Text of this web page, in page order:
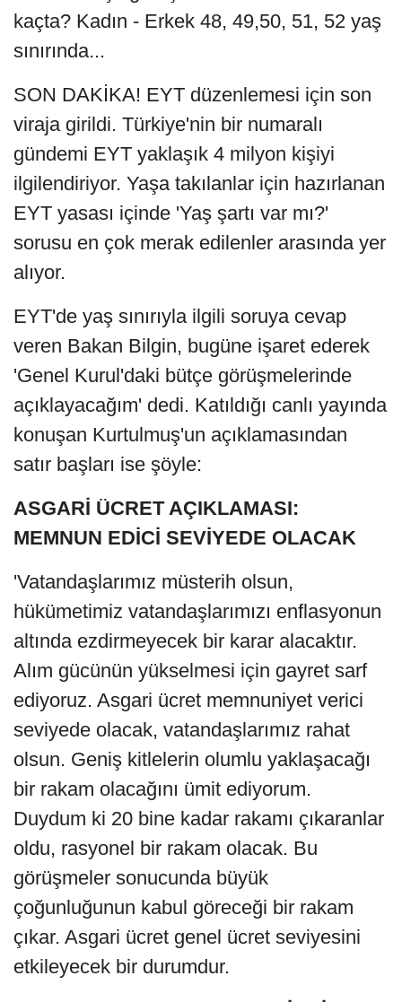
kaçta? Kadın - Erkek 48, 49,50, 51, 52 yaş
sınırında...
SON DAKİKA! EYT düzenlemesi için son
viraja girildi. Türkiye'nin bir numaralı
gündemi EYT yaklaşık 4 milyon kişiyi
ilgilendiriyor. Yaşa takılanlar için hazırlanan
EYT yasası içinde 'Yaş şartı var mı?'
sorusu en çok merak edilenler arasında yer
alıyor.
EYT'de yaş sınırıyla ilgili soruya cevap
veren Bakan Bilgin, bugüne işaret ederek
'Genel Kurul'daki bütçe görüşmelerinde
açıklayacağım' dedi. Katıldığı canlı yayında
konuşan Kurtulmuş'un açıklamasından
satır başları ise şöyle:
ASGARİ ÜCRET AÇIKLAMASI:
MEMNUN EDİCİ SEVİYEDE OLACAK
'Vatandaşlarımız müsterih olsun,
hükümetimiz vatandaşlarımızı enflasyonun
altında ezdirmeyecek bir karar alacaktır.
Alım gücünün yükselmesi için gayret sarf
ediyoruz. Asgari ücret memnuniyet verici
seviyede olacak, vatandaşlarımız rahat
olsun. Geniş kitlelerin olumlu yaklaşacağı
bir rakam olacağını ümit ediyorum.
Duydum ki 20 bine kadar rakamı çıkaranlar
oldu, rasyonel bir rakam olacak. Bu
görüşmeler sonucunda büyük
çoğunluğunun kabul göreceği bir rakam
çıkar. Asgari ücret genel ücret seviyesini
etkileyecek bir durumdur.